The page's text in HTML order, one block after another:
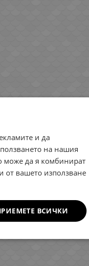
ENGLISH
и да
на нашия
може да я комбинират
от вашето използване
ВСИЧКИ